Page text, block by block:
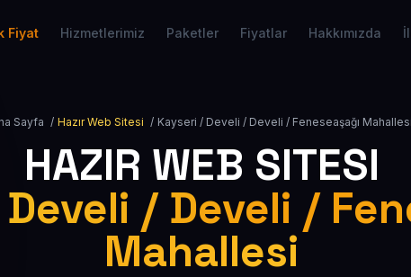
Fiyat Hizmetlerimiz Paketler Fiyatlar Hakkımızda
Sayfa / Hazır Web Sitesi / Kayseri / Develi / Develi / Feneseaşağı Mahallesi
HAZIR WEB SITESI
/ Develi /
Mahallesi